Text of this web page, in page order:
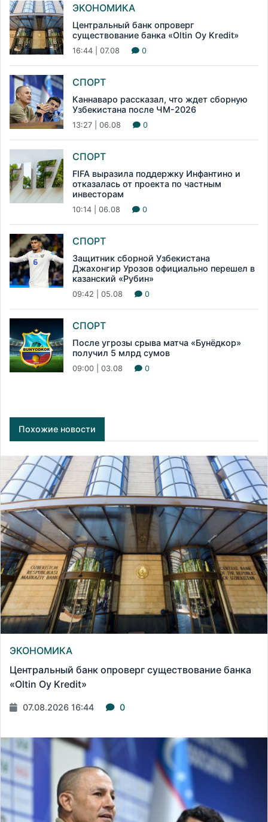
ЭКОНОМИКА
Центральный банк опроверг
существование банка «Oltin Oy Kredit»
16:44 | 07.08 0
СПОРТ
Каннаваро рассказал, что ждет сборную
Узбекистана после ЧМ-2026
13:27 | 06.08 0
СПОРТ
FIFA выразила поддержку Инфантино и
отказалась от проекта по частным
инвесторам
10:14 | 06.08 0
СПОРТ
Защитник сборной Узбекистана
Джахонгир Урозов официально перешел в
казанский «Рубин»
09:42 | 05.08 0
СПОРТ
После угрозы срыва матча «Бунёдкор»
получил 5 млрд сумов
09:00 | 03.08 0
Похожие новости
ЭКОНОМИКА
Центральный банк опроверг существование банка
«Oltin Oy Kredit»
07.08.2026 16:44 0